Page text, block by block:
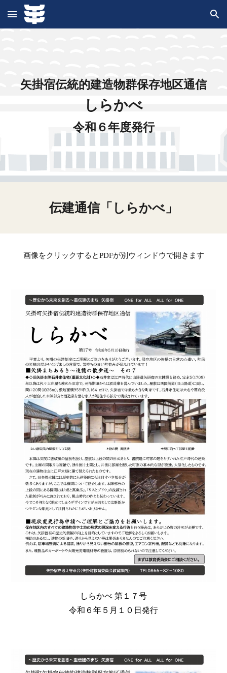
Skip to main content Skip to navigation
矢掛宿伝統的建造物群保存地区通信
しらかべ
令和 ６年度発行
伝建通信「しらかべ」
画像をクリックするとPDFが別ウィンドウで開きます
しらかべ 第 １７ 号
令和６年５月１０日発行